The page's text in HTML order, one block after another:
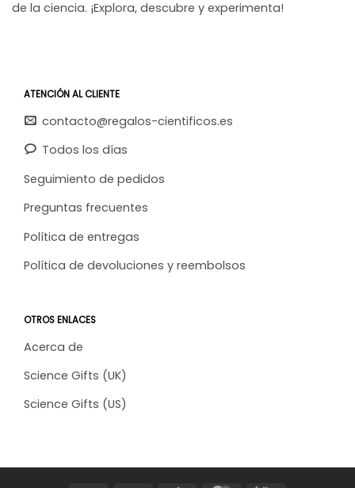
de la ciencia. ¡Explora, descubre y experimenta!
ATENCIÓN AL CLIENTE
contacto@regalos-cientificos.es
Todos los días
Seguimiento de pedidos
Preguntas frecuentes
Política de entregas
Política de devoluciones y reembolsos
OTROS ENLACES
Acerca de
Science Gifts (UK)
Science Gifts (US)